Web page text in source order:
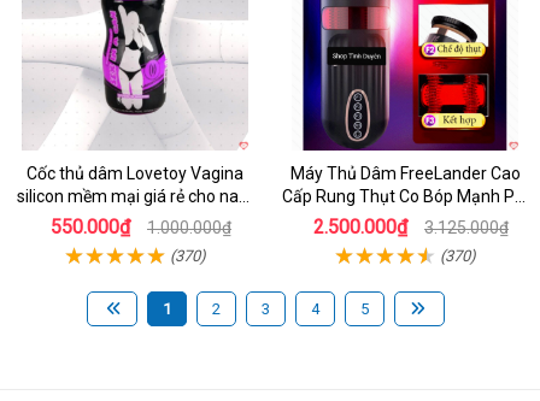
Cốc thủ dâm Lovetoy Vagina
silicon mềm mại giá rẻ cho nam
cực sướng
550.000₫ 1.000.000₫
(370)
Máy Thủ Dâm FreeLander Cao
Cấp Rung Thụt Co Bóp Mạnh Pin
Sạc
2.500.000₫ 3.125.000₫
(370)
1 2 3 4 5